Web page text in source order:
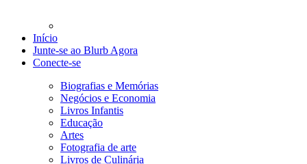
Início
Junte-se ao Blurb Agora
Conecte-se
Biografias e Memórias
Negócios e Economia
Livros Infantis
Educação
Artes
Fotografia de arte
Livros de Culinária